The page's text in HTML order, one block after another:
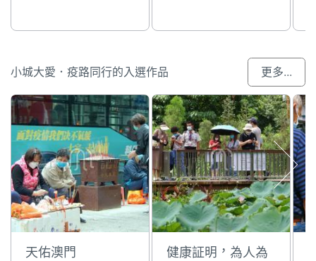
小城大愛．疫路同行的入選作品 更多...
天佑澳門
健康証明，為人為